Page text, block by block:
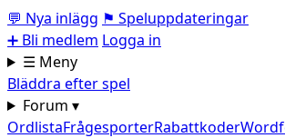
💬 Nya inlägg ⚑ Speluppdateringar
➕ Bli medlem Logga in
☰ Meny
Bläddra efter spel
Forum ▾
OrdlistaFrågesporterRabattkoder